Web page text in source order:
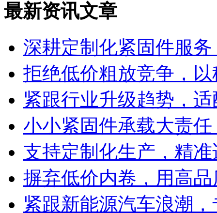
最新资讯文章
深耕定制化紧固件服
拒绝低价粗放竞争，
紧跟行业升级趋势，
小小紧固件承载大责
支持定制化生产，精
摒弃低价内卷，用高
紧跟新能源汽车浪潮